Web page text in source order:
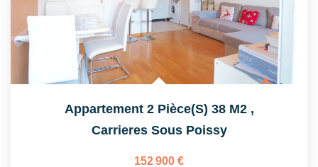
Appartement 2 Pièce(s) 38 M2 ,
Carrieres Sous Poissy
152 900 €